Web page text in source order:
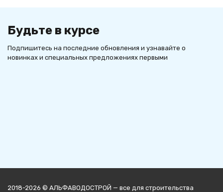
Будьте в курсе
Подпишитесь на последние обновления и узнавайте о
новинках и специальных предложениях первыми
2018-2026 © АЛЬФАВОДОСТРОЙ — все для строительства